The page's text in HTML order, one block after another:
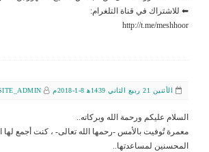
⬅ للاشتراك في قناة التلغرام:
http://t.me/meshhoor
الأثنين 21 ربيع الثاني 1439ﻫ 8-1-2018م
السلام عليكم ورحمة الله وبركاته..
معمرة تُوفيت بالأمس -رحمها الله تعالى- ، كنت أجمع
المحسنين لمساعدتها..